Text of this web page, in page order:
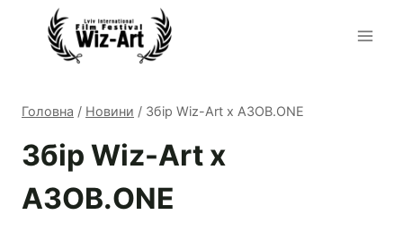
Перейти
Головна / Новини / Збір Wiz-Art x АЗОВ.ONE
Збір Wiz-Art x
АЗОВ.ONE